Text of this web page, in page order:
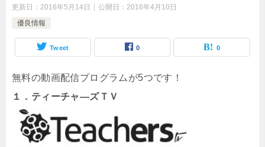
更新日： 2016年5月14日 公開日： 2016年4月10日
優良情報
Tweet 0 0
無料の動画配信プログラムが5つです！
１．ティーチャ―ズＴＶ